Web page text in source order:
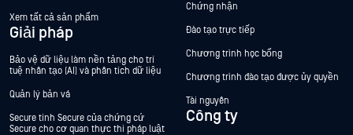
Xem tất cả sản phẩm
Giải pháp
Bảo vệ dữ liệu làm nền tảng cho trí
tuệ nhân tạo (AI) và phân tích dữ liệu
Quản lý bản vá
Secure tính Secure của chứng cứ
Secure cho cơ quan thực thi pháp luật
Chứng nhận
Đào tạo trực tiếp
Chương trình học bổng
Chương trình đào tạo được ủy quyền
Tài nguyên
Công ty